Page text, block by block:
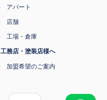
アパート
店舗
工場・倉庫
工務店・塗装店様へ
加盟希望のご案内